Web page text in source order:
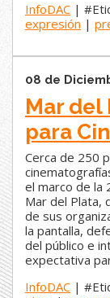
InfoDAC |
expresión |
08 de
Mar del
para
Cerca de 250
el marco de la
Mar del Plata,
de sus
la pantalla,
del público e
expectativa
InfoDAC |